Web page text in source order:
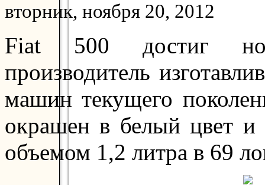
вторник, ноября 20, 2012
Fiat 500 достиг
производитель
машин текущего
окрашен в белый цвет
объемом 1,2 литра в 69